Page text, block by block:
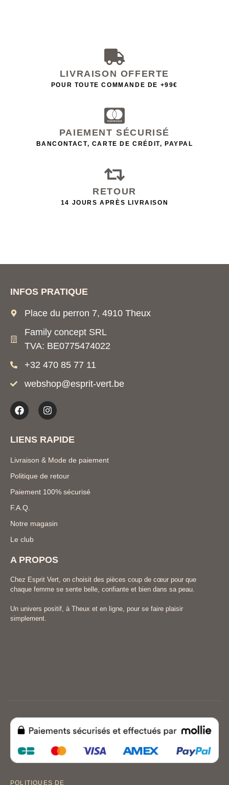
LIVRAISON OFFERTE
POUR TOUTE COMMANDE DE +99€
PAIEMENT SÉCURISÉ
BANCONTACT, CARTE DE CRÉDIT, PAYPAL
RETOUR
14 JOURS APRÈS LIVRAISON
INFOS PRATIQUE
Place du perron 7, 4910 Theux
Family concept SRL
TVA: BE0775474022
+32 470 85 77 11
webshop@esprit-vert.be
LIENS RAPIDE
Livraison & Mode de paiement
Politique de retour
Paiement 100% sécurisé
F.A.Q.
Notre magasin
Le club
A PROPOS
Chez Esprit Vert, on choisit des pièces coup de cœur pour que
chaque femme se sente belle, confiante et bien dans sa peau.
Un univers positif, à Theux et en ligne, pour se faire plaisir
simplement.
POLITIQUES DE